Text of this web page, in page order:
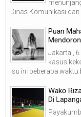
Dinas Komunikasi dan
Puan
Jakarta ,
kasus
isu ini beberapa waktu
Wako
Di